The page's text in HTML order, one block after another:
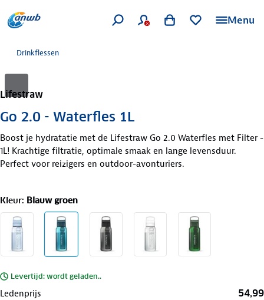
Menu
Drinkflessen
Lifestraw
Go 2.0 - Waterfles 1L
Boost je hydratatie met de Lifestraw Go 2.0 Waterfles met Filter -
1L! Krachtige filtratie, optimale smaak en lange levensduur.
Perfect voor reizigers en outdoor-avonturiers.
Kleur: Blauw groen
Levertijd: wordt geladen..
Ledenprijs 54,99